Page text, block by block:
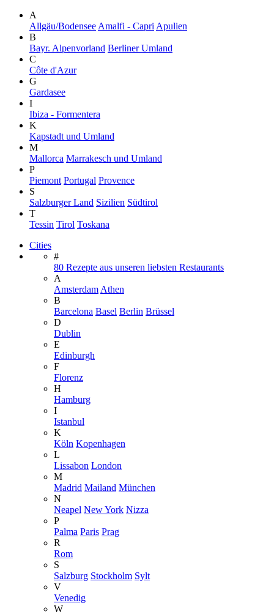
A
Allgäu/Bodensee Amalfi - Capri Apulien
B
Bayr. Alpenvorland Berliner Umland
C
Côte d'Azur
G
Gardasee
I
Ibiza - Formentera
K
Kapstadt und Umland
M
Mallorca Marrakesch und Umland
P
Piemont Portugal Provence
S
Salzburger Land Sizilien Südtirol
T
Tessin Tirol Toskana
Cities
#
80 Rezepte aus unseren liebsten Restaurants
A
Amsterdam Athen
B
Barcelona Basel Berlin Brüssel
D
Dublin
E
Edinburgh
F
Florenz
H
Hamburg
I
Istanbul
K
Köln Kopenhagen
L
Lissabon London
M
Madrid Mailand München
N
Neapel New York Nizza
P
Palma Paris Prag
R
Rom
S
Salzburg Stockholm Sylt
V
Venedig
W